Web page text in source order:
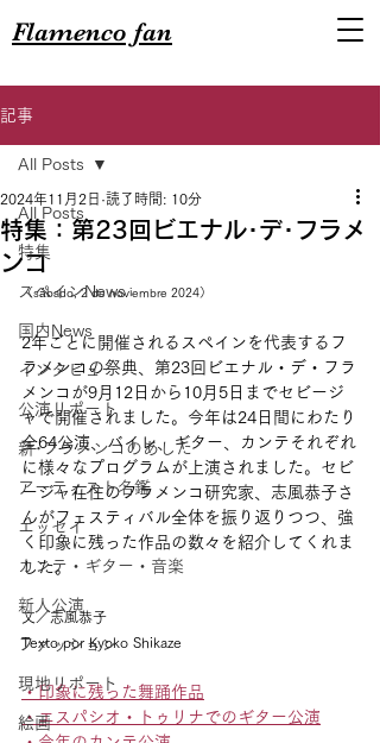
Flamenco fan
記事
All Posts
特集
スペインNews
国内News
インタビュー
公演リポート
新･フラメンコのあした
アーティスト名鑑
エッセイ
カンテ・ギター・音楽
新人公演
ファッション
現地リポート
絵画
All Posts
特集：第23回ビエナル･デ･フラメ
ンコ
2024年11月2日 読了時間: 10分
（sábado, 2 de noviembre 2024）
2年ごとに開催されるスペインを代表するフ
ラメンコの祭典、第23回ビエナル・デ・フラ
メンコが9月12日から10月5日までセビージ
ャで開催されました。今年は24日間にわたり
全64公演、バイレ、ギター、カンテそれぞれ
に様々なプログラムが上演されました。セビ
ージャ在住のフラメンコ研究家、志風恭子さ
んがフェスティバル全体を振り返りつつ、強
く印象に残った作品の数々を紹介してくれま
した。
文／志風恭子
Texto por Kyoko Shikaze
・印象に残った舞踊作品
・エスパシオ・トゥリナでのギター公演